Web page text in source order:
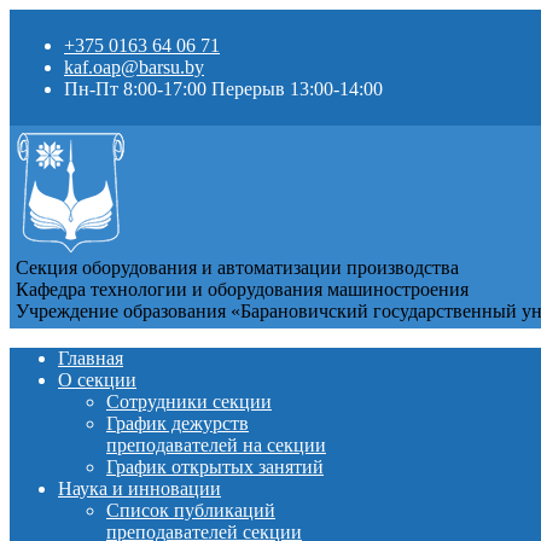
+375 0163 64 06 71
kaf.oap@barsu.by
Пн-Пт 8:00-17:00 Перерыв 13:00-14:00
Секция оборудования и автоматизации производства
Кафедра технологии и оборудования машиностроения
Учреждение образования «Барановичский государственный
Главная
О секции
Сотрудники секции
График дежурств
преподавателей на секции
График открытых занятий
Наука и инновации
Список публикаций
преподавателей секции